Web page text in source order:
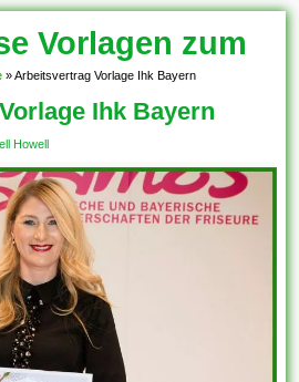
Vorlagen zum
» Arbeitsvertrag Vorlage Ihk Bayern
Ihk Bayern
Howell